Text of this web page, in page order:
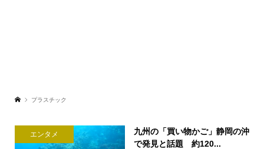
プラスチック
エンタメ
九州の「買い物かご」静岡の沖
で発見と話題 約120...